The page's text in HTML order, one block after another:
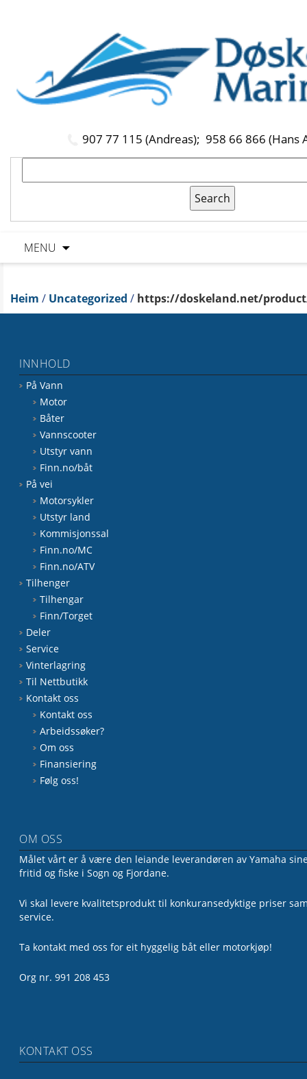
907 77 115 (Andreas); 958 66 866 (Hans
MENU
Heim / Uncategorized / https://doskeland.net/
INNHOLD
På Vann
Motor
Båter
Vannscooter
Utstyr vann
Finn.no/båt
På vei
Motorsykler
Utstyr land
Kommisjonssal
Finn.no/MC
Finn.no/ATV
Tilhenger
Tilhengar
Finn/Torget
Deler
Service
Vinterlagring
Til Nettbutikk
Kontakt oss
Kontakt oss
Arbeidssøker?
Om oss
Finansiering
Følg oss!
OM OSS
Målet vårt er å være den leiande leverandøren av Yamaha
fritid og fiske i Sogn og Fjordane.
Vi skal levere kvalitetsprodukt til konkuransedyktige priser
service.
Ta kontakt med oss for eit hyggelig båt eller motorkjøp!
Org nr. 991 208 453
KONTAKT OSS